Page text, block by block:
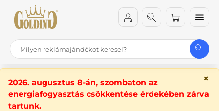
×
2026. augusztus 8-án, szombaton az
energiafogyasztás csökkentése érdekében zárva
tartunk.